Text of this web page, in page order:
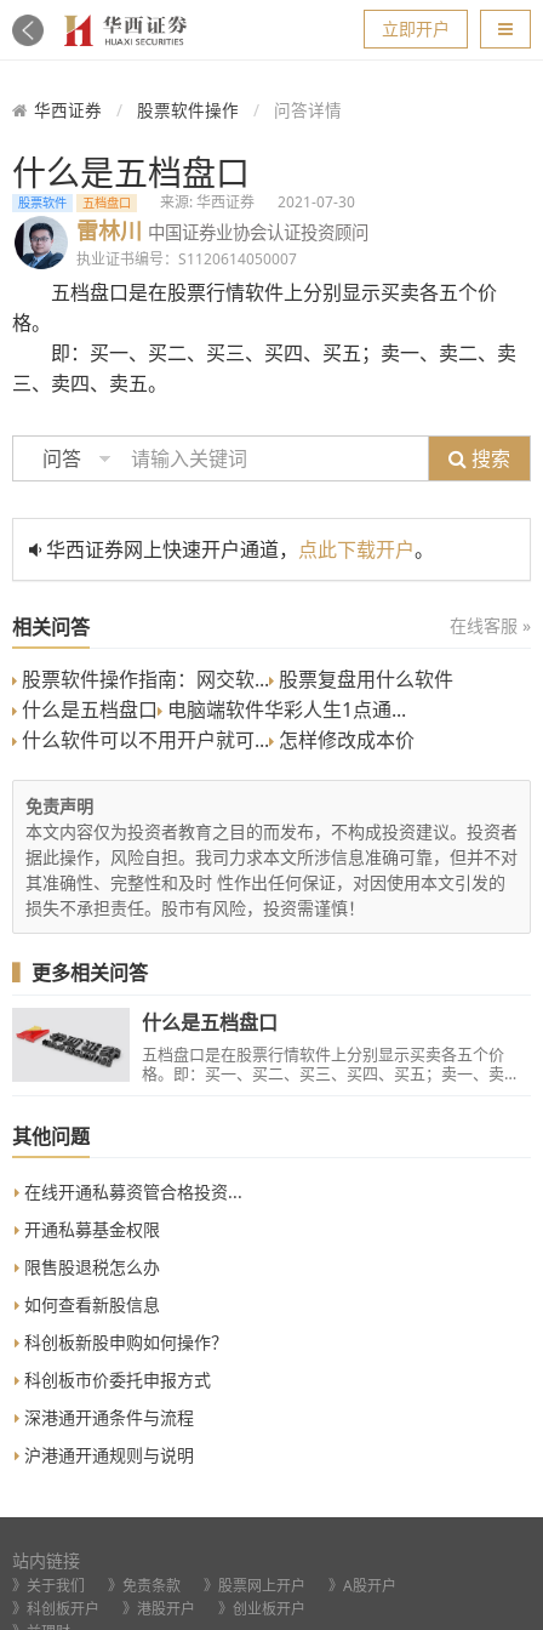
导航
立即开户
华西证券 股票软件操作 问答详情
什么是五档盘口
股票软件 ​五档盘口 来源: 华西证券 2021-07-30
雷林川 中国证券业协会认证投资顾问
执业证书编号：S1120614050007
五档盘口是在股票行情软件上分别显示买卖各五个价
格。
即：买一、买二、买三、买四、买五；卖一、卖二、卖
三、卖四、卖五。
问答 搜索
华西证券网上快速开户通道， 点此下载开户。
相关问答 在线客服 »
股票软件操作指南：网交软... 股票复盘用什么软件
什么是五档盘口 电脑端软件华彩人生1点通...
什么软件可以不用开户就可... 怎样修改成本价
免责声明
本文内容仅为投资者教育之目的而发布，不构成投资建议。投资者
据此操作，风险自担。我司力求本文所涉信息准确可靠，但并不对
其准确性、完整性和及时 性作出任何保证，对因使用本文引发的
损失不承担责任。股市有风险，投资需谨慎！
▍ 更多相关问答
什么是五档盘口
五档盘口是在股票行情软件上分别显示买卖各五个价
格。即：买一、买二、买三、买四、买五；卖一、卖
其他问题
在线开通私募资管合格投资...
开通私募基金权限
限售股退税怎么办
如何查看新股信息
科创板新股申购如何操作？
科创板市价委托申报方式
深港通开通条件与流程
沪港通开通规则与说明
站内链接
》关于我们 》免责条款 》股票网上开户
》A股开户
》科创板开户
》港股开户
》创业板开户